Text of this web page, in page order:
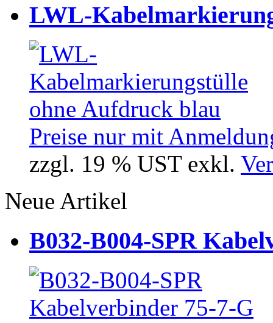
LWL-
Preise nur mit
zzgl. 19 % UST exkl.
Neue Artikel
B032-B004-SPR